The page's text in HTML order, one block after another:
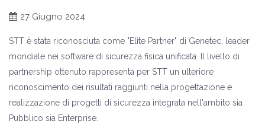
27 Giugno 2024
STT è stata riconosciuta come "Elite Partner" di Genetec, leader
mondiale nei software di sicurezza fisica unificata. Il livello di
partnership ottenuto rappresenta per STT un ulteriore
riconoscimento dei risultati raggiunti nella progettazione e
realizzazione di progetti di sicurezza integrata nell'ambito sia
Pubblico sia Enterprise.